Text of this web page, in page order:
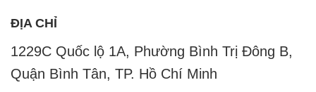
ĐỊA CHỈ
1229C Quốc lộ 1A, Phường Bình Trị Đông B,
Quận Bình Tân, TP. Hồ Chí Minh